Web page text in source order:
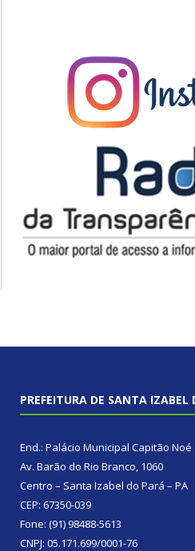
PREFEITURA DE SANTA IZABEL
End.: Palácio Municipal Capitão
Av. Barão do Rio Branco, 1060
Centro – Santa Izabel do Pará – PA
CEP: 67350-039
Fone: (91) 98488-5613
CNPJ: 05.171.699/0001-76